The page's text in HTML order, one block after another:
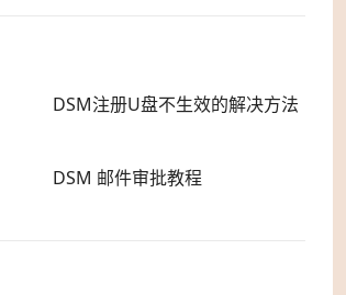
DSM注册U盘不生效的解决方法
DSM 邮件审批教程